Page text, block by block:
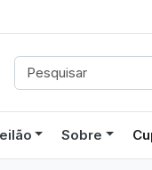
Sobre